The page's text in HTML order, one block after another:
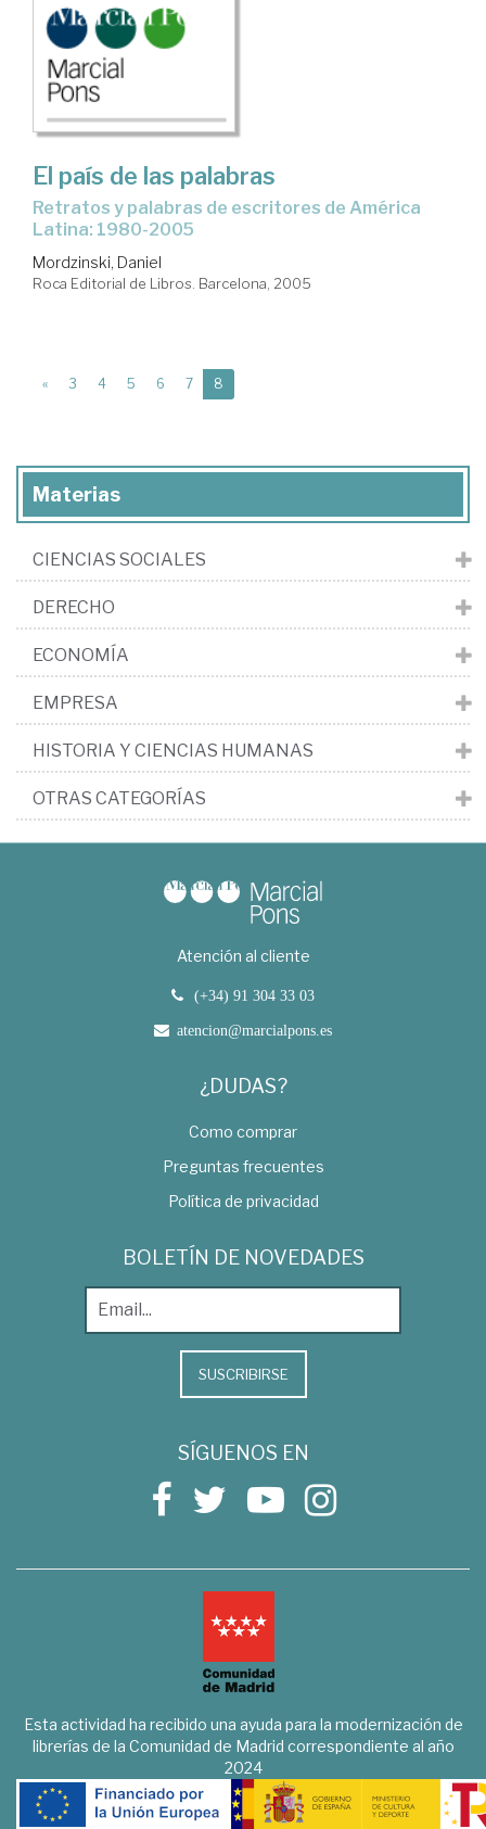
El país de las palabras
retratos y palabras de escritores de América
Latina: 1980-2005
Mordzinski, Daniel
Roca Editorial de Libros. Barcelona, 2005
« 3 4 5 6 7 8
Materias
CIENCIAS SOCIALES
DERECHO
ECONOMÍA
EMPRESA
HISTORIA Y CIENCIAS HUMANAS
OTRAS CATEGORÍAS
Atención al cliente
(+34) 91 304 33 03
atencion@marcialpons.es
¿DUDAS?
Como comprar
Preguntas frecuentes
Política de privacidad
BOLETÍN DE NOVEDADES
SUSCRIBIRSE
SÍGUENOS EN
Esta actividad ha recibido una ayuda para la modernización de
librerías de la Comunidad de Madrid correspondiente al año
2024